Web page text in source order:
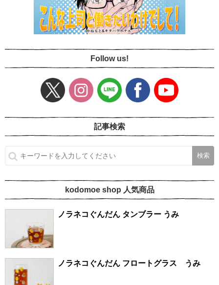
Follow us!
記事検索
kodomoe shop 人気商品
ノラネコぐんだん タンブラー うみ
ノラネコぐんだん フロートグラス うみ